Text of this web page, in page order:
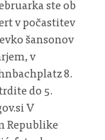
ste ob
v počastitev
šansonov
v
8.
do 5.
V
Republike